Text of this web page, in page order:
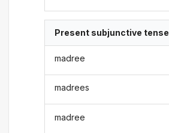
Present subjunctive tense
madree
madrees
madree